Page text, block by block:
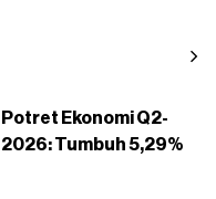
Potret Ekonomi Q2-
2026: Tumbuh 5,29%